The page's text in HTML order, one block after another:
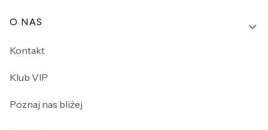
O NAS
Kontakt
Klub VIP
Poznaj nas bliżej